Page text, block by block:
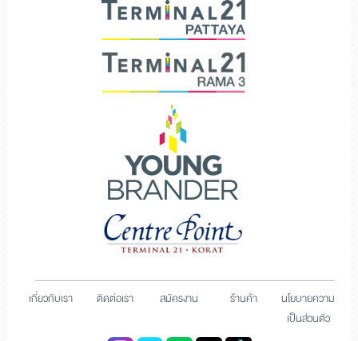
เกี่ยวกับเรา ติดต่อเรา สมัครงาน ร้านค้า
นโยบายความ
เป็นส่วนตัว